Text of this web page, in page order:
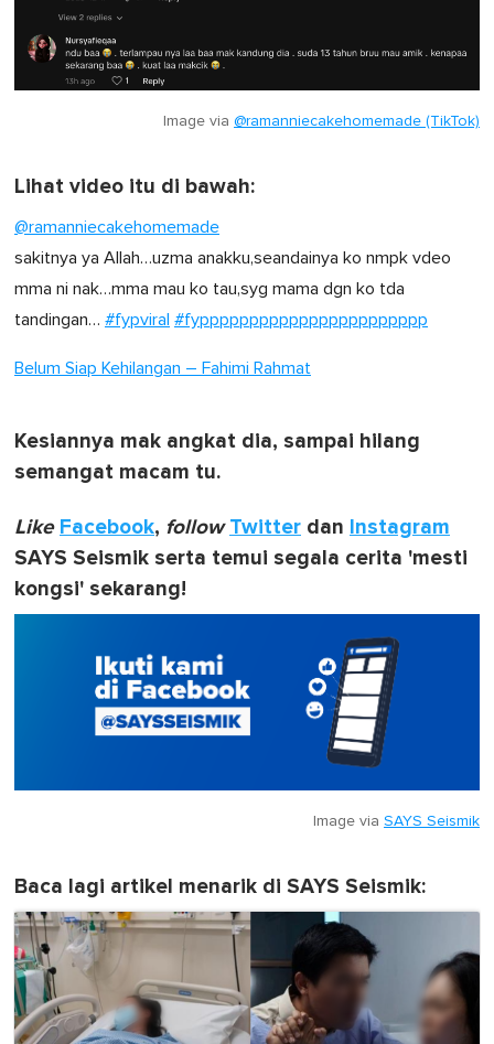
Image via @ramanniecakehomemade (TikTok)
Lihat video itu di bawah:
@ramanniecakehomemade
sakitnya ya Allah…uzma anakku,seandainya ko nmpk vdeo
mma ni nak…mma mau ko tau,syg mama dgn ko tda
tandingan… #fypviral #fyppppppppppppppppppppppp
Belum Siap Kehilangan – Fahimi Rahmat
Kesiannya mak angkat dia, sampai hilang
semangat macam tu.
Like Facebook, follow Twitter dan Instagram
SAYS Seismik serta temui segala cerita 'mesti
kongsi' sekarang!
Image via SAYS Seismik
Baca lagi artikel menarik di SAYS Seismik: